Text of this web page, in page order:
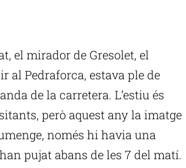
el mirador de Gresolet, el
al Pedraforca, estava ple de
de la carretera. L’estiu és
però aquest any la imatge
només hi havia una
pujat abans de les 7 del matí.